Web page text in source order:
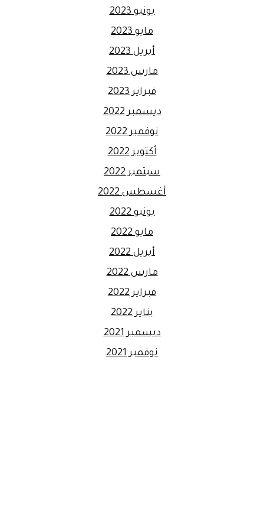
يونيو 2023
مايو 2023
أبريل 2023
مارس 2023
فبراير 2023
ديسمبر 2022
نوفمبر 2022
أكتوبر 2022
سبتمبر 2022
أغسطس 2022
يونيو 2022
مايو 2022
أبريل 2022
مارس 2022
فبراير 2022
يناير 2022
ديسمبر 2021
نوفمبر 2021